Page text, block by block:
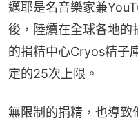
邁耶是名音樂家兼
後，陸續在全球各地的
的捐精中心Cryos精子
定的25次上限。
無限制的捐精，也導